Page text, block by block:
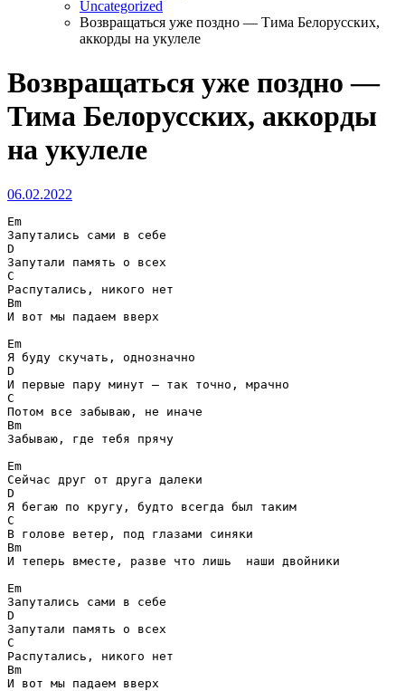
Uncategorized
Возвращаться уже поздно — Тима Белорусских,
аккорды на укулеле
Возвращаться уже поздно —
Тима Белорусских, аккорды
на укулеле
06.02.2022
Em
D
C
Bm
И вот мы падаем вверх
Em
D
C
Bm
Забываю, где тебя прячу
Em
D
C
Bm
И теперь вместе, разве что лишь  наши двойники
Em
D
C
Bm
И вот мы падаем вверх